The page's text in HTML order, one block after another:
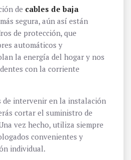
de cables de baja
segura, aún así están
de protección, que
automáticos y
la energía del hogar y nos
con la corriente
de intervenir en la instalación
cortar el suministro de
vez hecho, utiliza siempre
convenientes y
individual.